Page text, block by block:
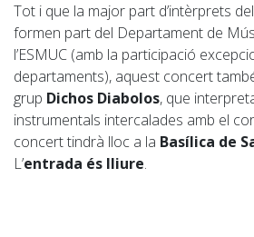
Tot i que la major part d’intèrprets
formen part del Departament de
l’ESMUC (amb la participació
departaments), aquest concert
grup Dichos Diabolos, que
instrumentals intercalades amb el
concert tindrà lloc a la Basílica de
L’entrada és lliure.